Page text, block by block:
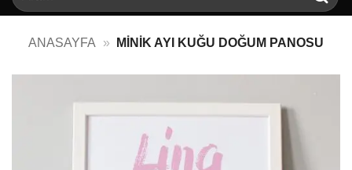
ANASAYFA » MINIK AYI KUĞU DOĞUM PANOSU